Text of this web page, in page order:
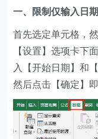
一、限制仅输入日
首先选定单元格，
【设置】选项卡下
入【开始日期】和
然后点击【确定】即